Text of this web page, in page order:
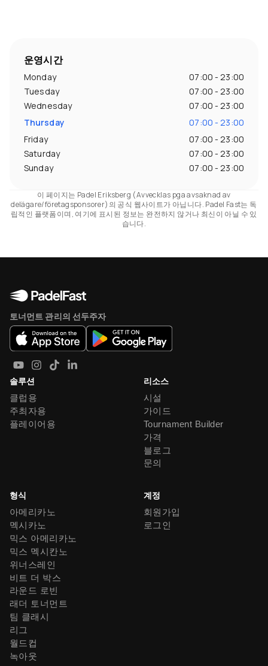
운영시간
Monday
07:00 - 23:00
Tuesday
07:00 - 23:00
Wednesday
07:00 - 23:00
Thursday
07:00 - 23:00
Friday
07:00 - 23:00
Saturday
07:00 - 23:00
Sunday
07:00 - 23:00
이 페이지는 Padel Eriksberg (Avvecklas pga avsaknad av
delägare/företagsponsorer)의 공식 웹사이트가 아닙니다. Padel Fast는 독
립적인 플랫폼이며, 여기에 표시된 정보는 완전하지 않거나 최신이 아닐 수 있
습니다.
토너먼트 관리의 선두주자
솔루션
클럽용
주최자용
플레이어용
리소스
시설
가이드
Tournament Builder
가격
블로그
문의
형식
아메리카노
멕시카노
믹스 아메리카노
믹스 멕시칸노
위너스레인
비트 더 박스
라운드 로빈
래더 토너먼트
팀 클래시
리그
월드컵
녹아웃
계정
회원가입
로그인